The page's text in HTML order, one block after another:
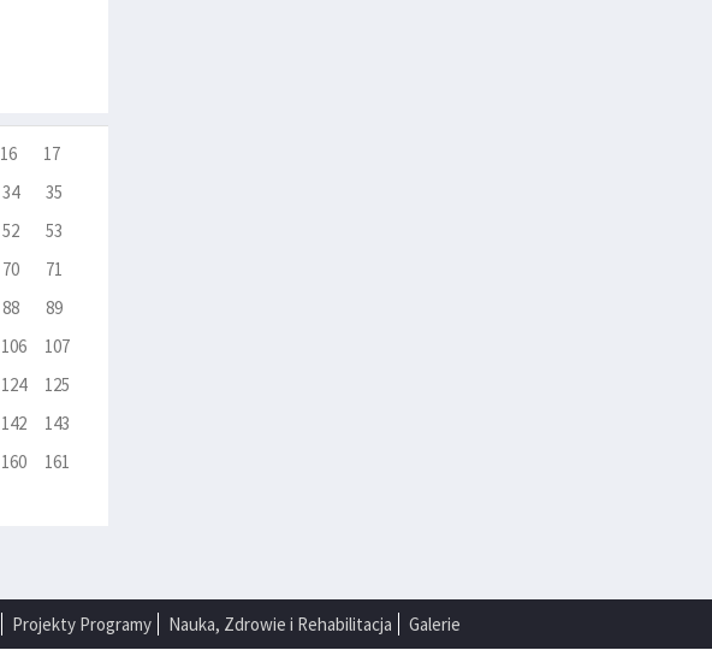
16
17
34
35
52
53
70
71
88
89
106
107
124
125
142
143
160
161
Projekty Programy Nauka, Zdrowie i Rehabilitacja Galerie